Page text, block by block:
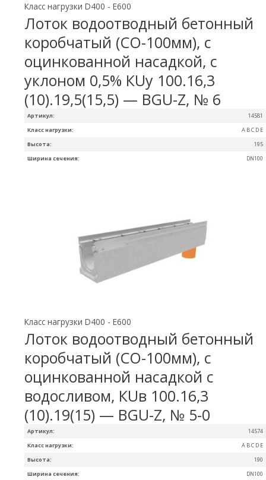
Артикул: 14581
Ширина сечения: DN100
Высота: 195
Класс нагрузки: A B C D E
Класс нагрузки D400 - E600
Лоток водоотводный бетонный
коробчатый (СО-100мм), с
оцинкованной насадкой, с
уклоном 0,5% КUу 100.16,3
(10).19,5(15,5) — BGU-Z, № 6
Артикул: 14574
Ширина сечения: DN100
Высота: 190
Класс нагрузки: A B C D E
Класс нагрузки D400 - E600
Лоток водоотводный бетонный
коробчатый (СО-100мм), с
оцинкованной насадкой с
водосливом, КUв 100.16,3
(10).19(15) — BGU-Z, № 5-0